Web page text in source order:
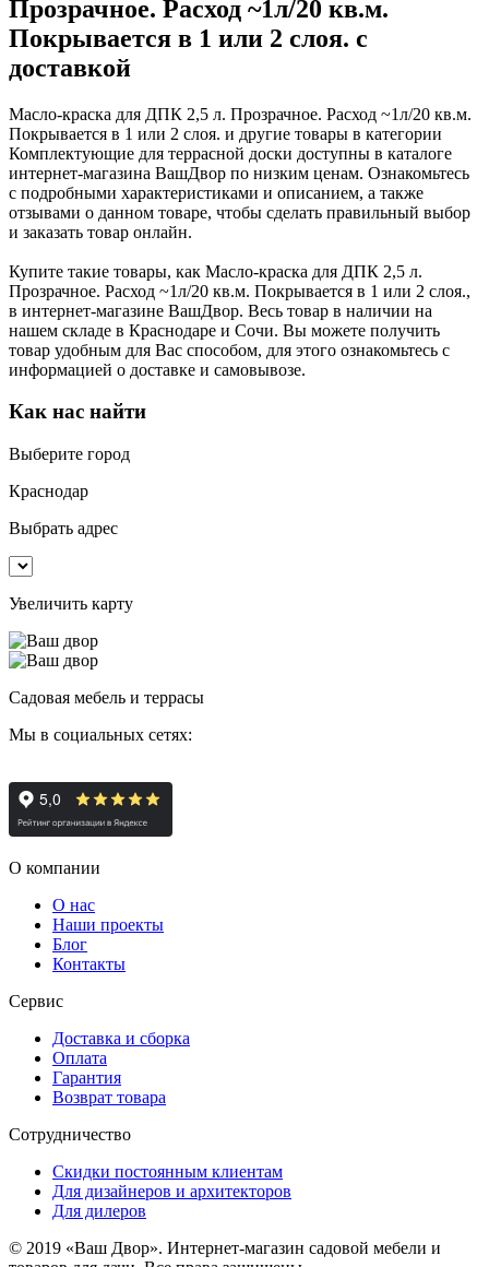
Прозрачное. Расход ~1л/20 кв.м.
Покрывается в 1 или 2 слоя. с
доставкой
Масло-краска для ДПК 2,5 л. Прозрачное. Расход ~1л/20 кв.м.
Покрывается в 1 или 2 слоя. и другие товары в категории
Комплектующие для террасной доски доступны в каталоге
интернет-магазина ВашДвор по низким ценам. Ознакомьтесь
с подробными характеристиками и описанием, а также
отзывами о данном товаре, чтобы сделать правильный выбор
и заказать товар онлайн.
Купите такие товары, как Масло-краска для ДПК 2,5 л.
Прозрачное. Расход ~1л/20 кв.м. Покрывается в 1 или 2 слоя.,
в интернет-магазине ВашДвор. Весь товар в наличии на
нашем складе в Краснодаре и Сочи. Вы можете получить
товар удобным для Вас способом, для этого ознакомьтесь с
информацией о доставке и самовывозе.
Как нас найти
Выберите город
Краснодар
Выбрать адрес
Увеличить карту
Садовая мебель и террасы
Мы в социальных сетях:
О компании
О нас
Наши проекты
Блог
Контакты
Сервис
Доставка и сборка
Оплата
Гарантия
Возврат товара
Сотрудничество
Скидки постоянным клиентам
Для дизайнеров и архитекторов
Для дилеров
© 2019 «Ваш Двор». Интернет-магазин садовой мебели и